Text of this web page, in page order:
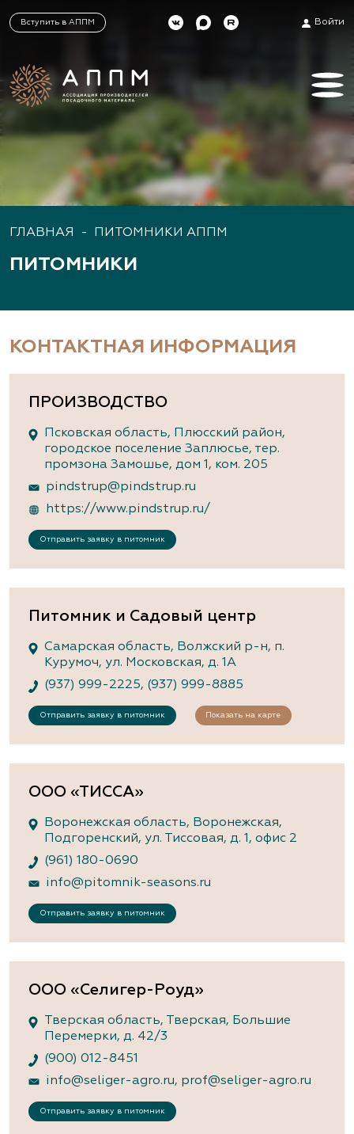
Вступить в АППМ Войти
ГЛАВНАЯ - ПИТОМНИКИ АППМ
ПИТОМНИКИ
КОНТАКТНАЯ ИНФОРМАЦИЯ
ПРОИЗВОДСТВО
Псковская область, Плюсский район,
городское поселение Заплюсье, тер.
промзона Замошье, дом 1, ком. 205
pindstrup@pindstrup.ru
https://www.pindstrup.ru/
Отправить заявку в питомник
Питомник и Садовый центр
Самарская область, Волжский р-н, п.
Курумоч, ул. Московская, д. 1А
(937) 999-2225, (937) 999-8885
Отправить заявку в питомник Показать на карте
ООО «ТИССА»
Воронежская область, Воронежская,
Подгоренский, ул. Тиссовая, д. 1, офис 2
(961) 180-0690
info@pitomnik-seasons.ru
Отправить заявку в питомник
ООО «Селигер-Роуд»
Тверская область, Тверская, Большие
Перемерки, д. 42/3
(900) 012-8451
info@seliger-agro.ru, prof@seliger-agro.ru
Отправить заявку в питомник